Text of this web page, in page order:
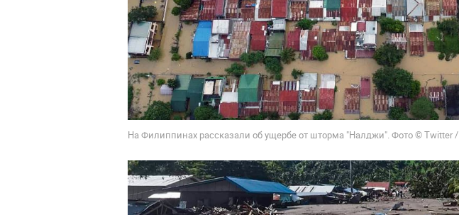
На Филиппинах рассказали об ущербе от шторма "Налджи". Фото © Twitter /